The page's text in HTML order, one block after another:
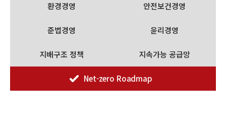
환경경영 안전보건경영
준법경영 윤리경영
지배구조 정책 지속가능 공급망
Net-zero Roadmap